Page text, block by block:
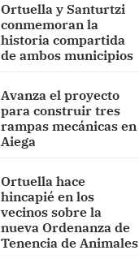
Ortuella y Santurtzi
conmemoran la
historia compartida
de ambos municipios
Avanza el proyecto
para construir tres
rampas mecánicas en
Aiega
Ortuella hace
hincapié en los
vecinos sobre la
nueva Ordenanza de
Tenencia de Animales